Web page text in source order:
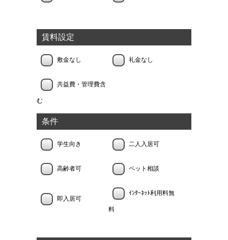
賃料設定
敷金なし 礼金なし
共益費・管理費含
む
条件
学生向き 二人入居可
高齢者可 ペット相談
即入居可
ｲﾝﾀｰﾈｯﾄ利用料無
料